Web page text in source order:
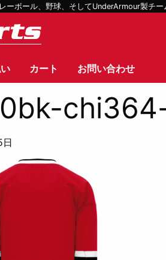
ボール、野球、そしてUnderArmour製チ
カート お問い合わせ